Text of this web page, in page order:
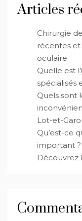
Articles
Chirurgie
récentes
oculaire
Quelle est
spécialisés
Quels sont
Lot-et-
Qu’est-ce
important ?
Découvrez